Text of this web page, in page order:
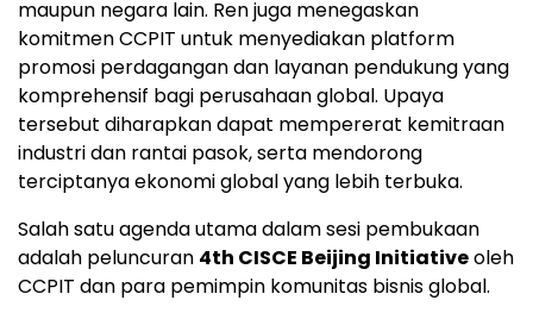
maupun negara lain. Ren juga menegaskan
komitmen CCPIT untuk menyediakan platform
promosi perdagangan dan layanan pendukung yang
komprehensif bagi perusahaan global. Upaya
tersebut diharapkan dapat mempererat kemitraan
industri dan rantai pasok, serta mendorong
terciptanya ekonomi global yang lebih terbuka.
Salah satu agenda utama dalam sesi pembukaan
adalah peluncuran 4th CISCE Beijing Initiativeoleh
CCPIT dan para pemimpin komunitas bisnis global.